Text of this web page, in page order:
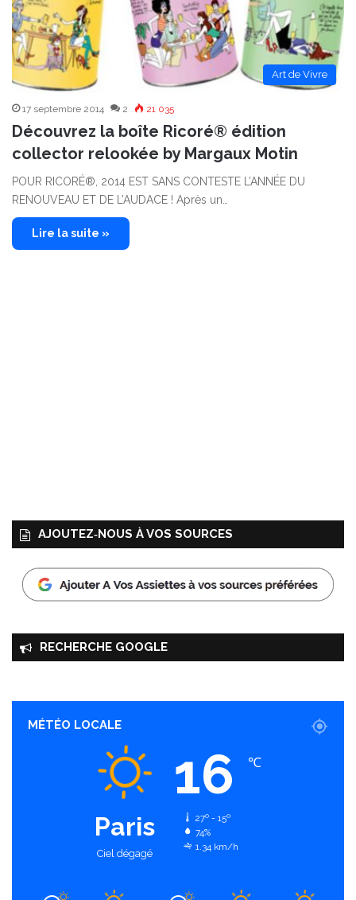
Art de Vivre
17 septembre 2014 2 21 035
Découvrez la boîte Ricoré® édition
collector relookée by Margaux Motin
POUR RICORÉ®, 2014 EST SANS CONTESTE L’ANNÉE DU
RENOUVEAU ET DE L’AUDACE ! Après un…
Lire la suite »
AJOUTEZ‑NOUS À VOS SOURCES
RECHERCHE GOOGLE
MÉTÉO LOCALE
Paris
Ciel dégagé
16 ℃
27º - 15º
74%
1.34 km/h